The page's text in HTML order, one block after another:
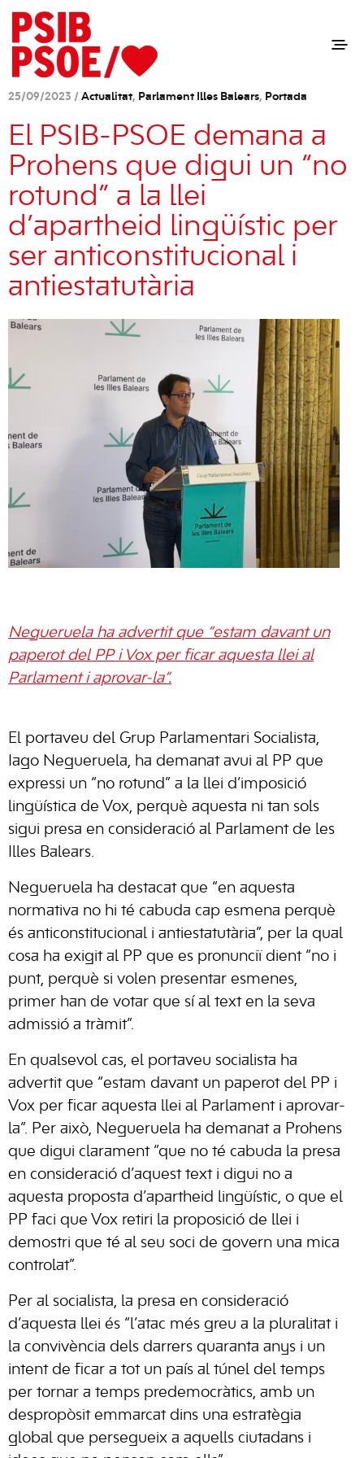
25/09/2023 / Actualitat, Parlament Illes Balears, Portada
El PSIB-PSOE demana a
Prohens que digui un “no
rotund” a la llei
d’apartheid lingüístic per
ser anticonstitucional i
antiestatutària
Negueruela ha advertit que “estam davant un
paperot del PP i Vox per ficar aquesta llei al
Parlament i aprovar-la”.
El portaveu del Grup Parlamentari Socialista,
Iago Negueruela, ha demanat avui al PP que
expressi un “no rotund” a la llei d’imposició
lingüística de Vox, perquè aquesta ni tan sols
sigui presa en consideració al Parlament de les
Illes Balears.
Negueruela ha destacat que “en aquesta
normativa no hi té cabuda cap esmena perquè
és anticonstitucional i antiestatutària”, per la qual
cosa ha exigit al PP que es pronunciï dient “no i
punt, perquè si volen presentar esmenes,
primer han de votar que sí al text en la seva
admissió a tràmit”.
En qualsevol cas, el portaveu socialista ha
advertit que “estam davant un paperot del PP i
Vox per ficar aquesta llei al Parlament i aprovar-
la”. Per això, Negueruela ha demanat a Prohens
que digui clarament “que no té cabuda la presa
en consideració d’aquest text i digui no a
aquesta proposta d’apartheid lingüístic, o que el
PP faci que Vox retiri la proposició de llei i
demostri que té al seu soci de govern una mica
controlat”.
Per al socialista, la presa en consideració
d’aquesta llei és “l’atac més greu a la pluralitat i
la convivència dels darrers quaranta anys i un
intent de ficar a tot un país al túnel del temps
per tornar a temps predemocràtics, amb un
despropòsit emmarcat dins una estratègia
global que persegueix a aquells ciutadans i